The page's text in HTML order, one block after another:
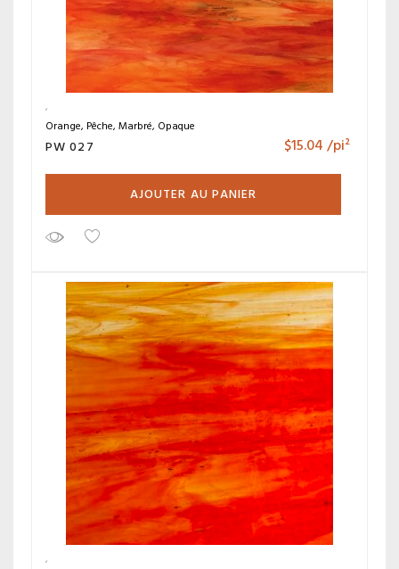
Orange, Pêche, Marbré, Opaque
PW 027 $15.04/pi²
AJOUTER AU PANIER